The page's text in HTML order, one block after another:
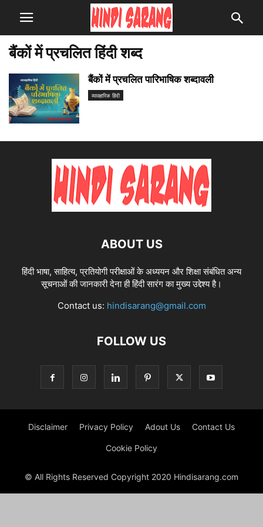
बैंकों में प्रचलित हिंदी शब्द
बैंकों में प्रचलित पारिभाषिक शब्दावली
व्यावहारिक हिंदी
ABOUT US
हिंदी भाषा, साहित्य, प्रतियोगी परीक्षाओं के अध्ययन और शिक्षा संबंधित अन्य
सूचनाओं की जानकारी देना ही हिंदी सारंग का मुख्य उद्देश्य है।
Contact us: hindisarang@gmail.com
FOLLOW US
Disclaimer Privacy Policy Adout Us Contact Us
Cookie Policy
© All Rights Reserved Copyright 2020 Hindisarang.com